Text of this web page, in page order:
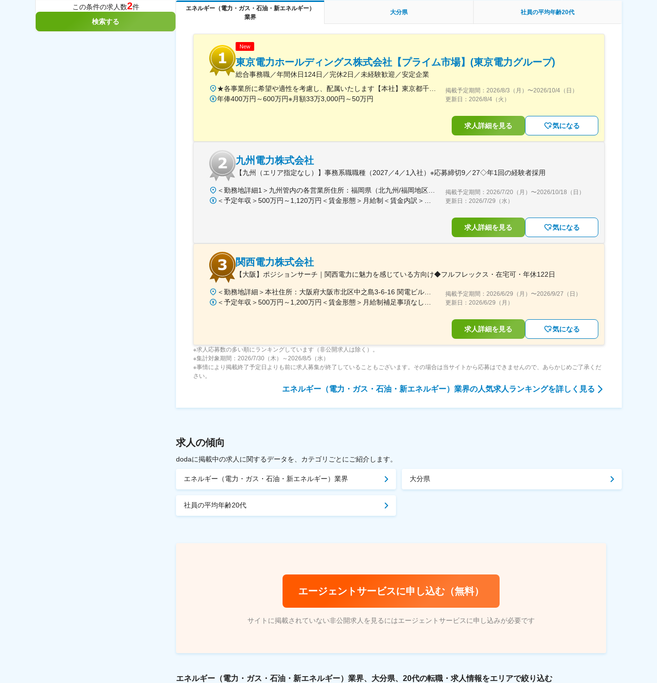
この条件の求人数2件
検索する
エネルギー（電力・ガス・石油・新エネルギー）
業界
大分県 社員の平均年齢20代
New
東京電力ホールディングス株式会社【プライム市場】(東京電力グループ)
総合事務職／年間休日124日／完休2日／未経験歓迎／安定企業
年俸400万円～600万円※月額33万3,000円～50万円
掲載予定期間： 2026/8/3（月） 〜2026/10/4（日）
更新日： 2026/8/4（火）
求人詳細を見る 気になる
九州電力株式会社
【九州（エリア指定なし）】事務系職職種（2027／4／1入社）※応募締切9／27◇年1回の経験者採用
掲載予定期間： 2026/7/20（月） 〜2026/10/18（日）
更新日： 2026/7/29（水）
求人詳細を見る 気になる
関西電力株式会社
【大阪】ポジションサーチ｜関西電力に魅力を感じている方向け◆フルフレックス・在宅可・年休122日
掲載予定期間： 2026/6/29（月） 〜2026/9/27（日）
更新日： 2026/6/29（月）
求人詳細を見る 気になる
※求人応募数の多い順にランキングしています（非公開求人は除く）。
※集計対象期間：2026/7/30（木）～2026/8/5（水）
※事情により掲載終了予定日よりも前に求人募集が終了していることもございます。その場合は当サイトから応募はできませんので、あらかじめご了承くだ
さい。
エネルギー（電力・ガス・石油・新エネルギー）業界の人気求人ランキングを詳しく見る
求人の傾向
dodaに掲載中の求人に関するデータを、カテゴリごとにご紹介します。
エネルギー（電力・ガス・石油・新エネルギー）業界 大分県
社員の平均年齢20代
エージェントサービスに申し込む（無料）
サイトに掲載されていない非公開求人を見るにはエージェントサービスに申し込みが必要です
エネルギー（電力・ガス・石油・新エネルギー）業界、大分県、20代の転職・求人情報をエリアで絞り込む